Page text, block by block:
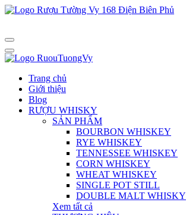
Trang chủ
Giới thiệu
Blog
RƯỢU WHISKY
SẢN PHẨM
BOURBON WHISKEY
RYE WHISKEY
TENNESSEE WHISKEY
CORN WHISKEY
WHEAT WHISKEY
SINGLE POT STILL
DOUBLE MALT WHISKY
Xem tất cả